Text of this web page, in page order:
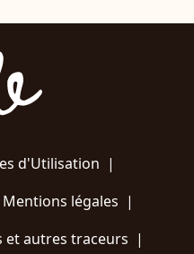
d'Utilisation |
Mentions légales |
et autres traceurs |